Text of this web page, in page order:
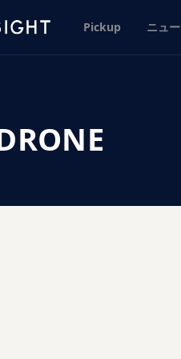
Pickup ニュ